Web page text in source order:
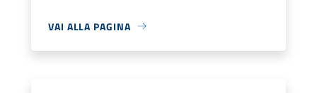
VAI ALLA PAGINA